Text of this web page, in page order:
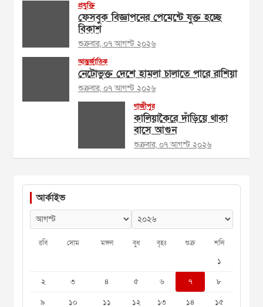
প্রযুক্তি
ফেসবুক বিজ্ঞাপনের পেমেন্টে যুক্ত হচ্ছে
বিকাশ
শুক্রবার, ০৭ আগস্ট ২০২৬
আন্তর্জাতিক
নেটোভুক্ত দেশে হামলা চালাতে পারে রাশিয়া
শুক্রবার, ০৭ আগস্ট ২০২৬
গাজীপুর
কালিয়াকৈরে দাঁড়িয়ে থাকা
বাসে আগুন
শুক্রবার, ০৭ আগস্ট ২০২৬
আর্কাইভ
রবি সোম মঙ্গল বুধ বৃহঃ শুক্র শনি
১
২
৩ ৪ ৫ ৬ ৭
৮
৯
১০ ১১ ১২ ১৩ ১৪ ১৫